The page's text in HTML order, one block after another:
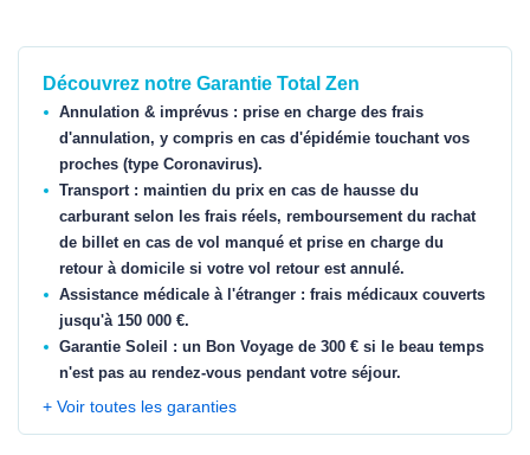
Découvrez notre Garantie Total Zen
Annulation & imprévus : prise en charge des frais
d'annulation, y compris en cas d'épidémie touchant vos
proches (type Coronavirus).
Transport : maintien du prix en cas de hausse du
carburant selon les frais réels, remboursement du rachat
de billet en cas de vol manqué et prise en charge du
retour à domicile si votre vol retour est annulé.
Assistance médicale à l'étranger : frais médicaux couverts
jusqu'à 150 000 €.
Garantie Soleil : un Bon Voyage de 300 € si le beau temps
n'est pas au rendez-vous pendant votre séjour.
+ Voir toutes les garanties